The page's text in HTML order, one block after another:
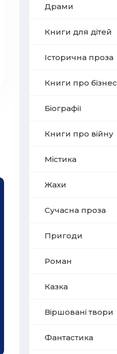
Драми
Книги для дітей
Історична проза
Книги про бізнес
Біографії
Книги про війну
Містика
Жахи
Сучасна проза
Пригоди
Роман
Казка
Віршовані твори
Фантастика